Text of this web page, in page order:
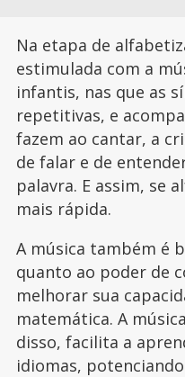
Na etapa de
estimulada com a
infantis, nas que as
repetitivas, e
fazem ao cantar, a
de falar e de
palavra. E assim, se
mais rápida.
A música também é
quanto ao poder de
melhorar sua
matemática. A
disso, facilita a
idiomas,